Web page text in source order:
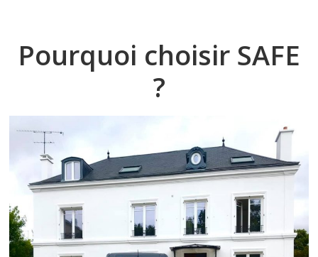
Pourquoi choisir SAFE
?